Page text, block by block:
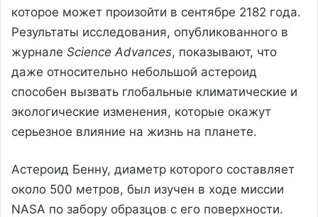
которое может произойти в сентябре 2182 года.
Результаты исследования, опубликованного в
журнале Science Advances, показывают, что
даже относительно небольшой астероид
способен вызвать глобальные климатические и
экологические изменения, которые окажут
серьезное влияние на жизнь на планете.
Астероид Бенну, диаметр которого составляет
около 500 метров, был изучен в ходе миссии
NASA по забору образцов с его поверхности.